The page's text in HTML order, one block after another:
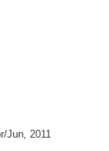
Jun, 2011